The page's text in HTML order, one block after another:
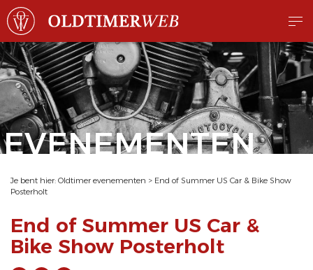
EVENEMENTEN
Je bent hier: Oldtimer evenementen > End of Summer US Car & Bike Show
Posterholt
End of Summer US Car &
Bike Show Posterholt